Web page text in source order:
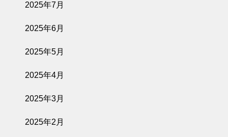
2025年7月
2025年6月
2025年5月
2025年4月
2025年3月
2025年2月